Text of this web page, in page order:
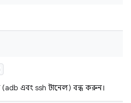
এবং ssh টানেল) বন্ধ করুন।